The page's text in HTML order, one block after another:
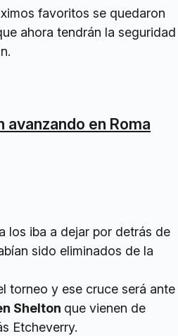
favoritos se quedaron
ahora tendrán la seguridad
en Roma
los iba a dejar por detrás de
sido eliminados de la
torneo y ese cruce será ante
Shelton que vienen de
Etcheverry.